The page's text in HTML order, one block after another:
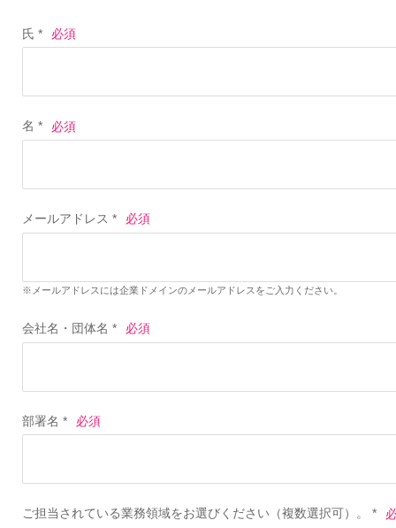
氏 *
名 *
メールアドレス *
※メールアドレスには企業ドメインのメールアドレスをご入力ください。
会社名・団体名 *
部署名 *
ご担当されている業務領域をお選びください（複数選択可）。 *